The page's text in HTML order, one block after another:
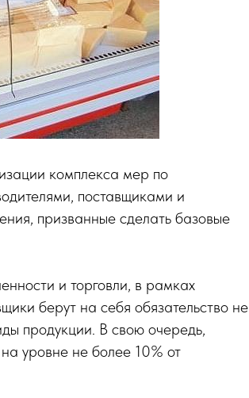
комплекса мер по
поставщиками и
призванные сделать базовые
и торговли, в рамках
берут на себя обязательство не
продукции. В свою очередь,
уровне не более 10% от